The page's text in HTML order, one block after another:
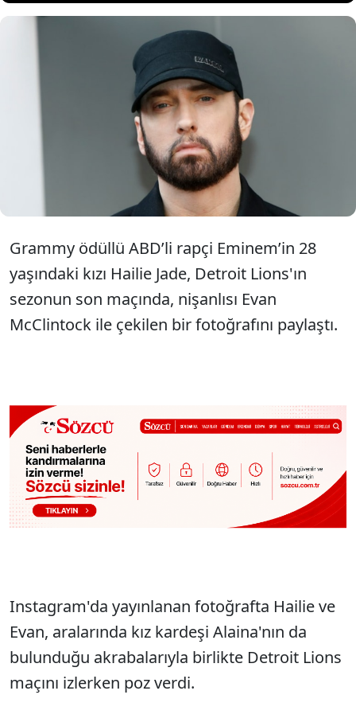
Ünlü rapçi Eminem’in kızı Hailie’nin,
nişanlısıyla birlikte çekilmiş bir
fotoğrafı sosyal medyada büyük ilgi
gördü.
Grammy ödüllü ABD’li rapçi Eminem’in 28
yaşındaki kızı Hailie Jade, Detroit Lions'ın
sezonun son maçında, nişanlısı Evan
McClintock ile çekilen bir fotoğrafını paylaştı.
Instagram'da yayınlanan fotoğrafta Hailie ve
Evan, aralarında kız kardeşi Alaina'nın da
bulunduğu akrabalarıyla birlikte Detroit Lions
maçını izlerken poz verdi.